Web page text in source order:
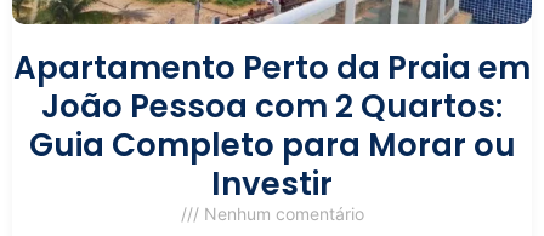
Apartamento Perto da Praia em
João Pessoa com 2 Quartos:
Guia Completo para Morar ou
Investir
Nenhum comentário